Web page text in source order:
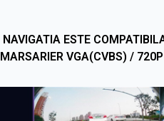
NAVIGATIA ESTE
MARSARIER VGA(CVBS) /